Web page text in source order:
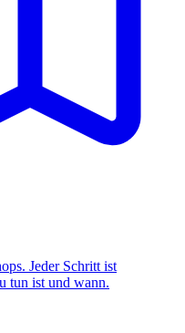
Jeder Schritt ist
tun ist und wann.